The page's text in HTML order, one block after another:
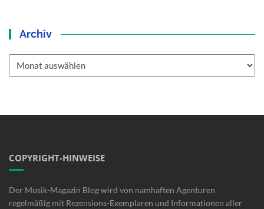
Archiv
COPYRIGHT-HINWEISE
Der Musik-Magazin Blog wird von namhaften Agenturen
regelmäßig mit Rezensions-Exemplaren und Informationen aller